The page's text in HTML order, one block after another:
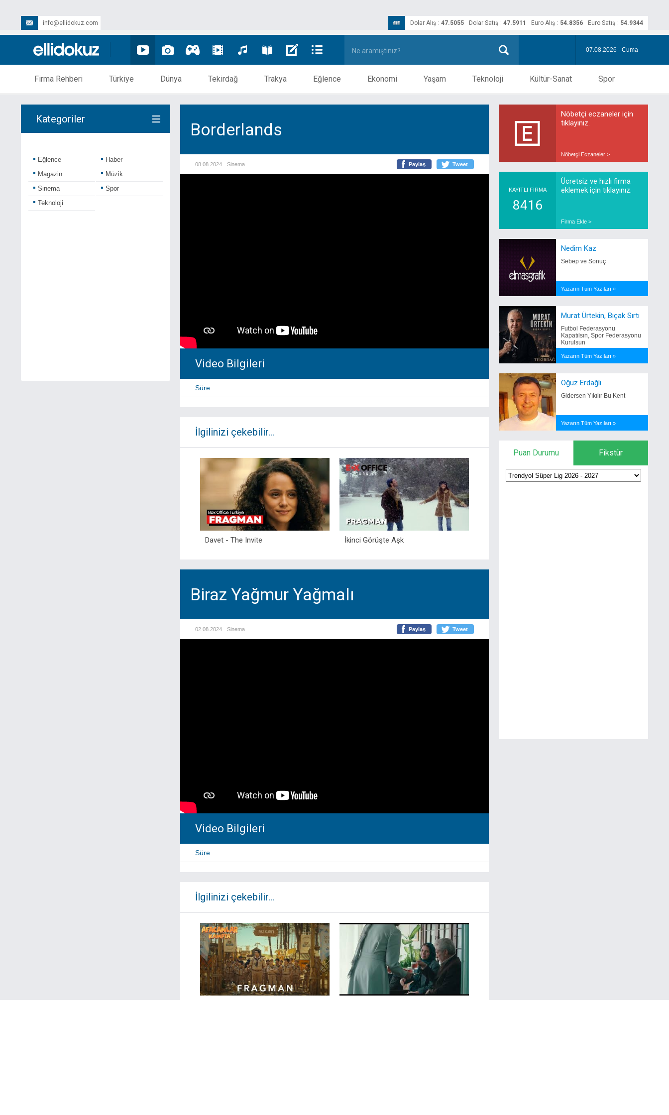
info@ellidokuz.com Dolar Alış : 47.5055 Dolar Satış : 47.5911 Euro Alış : 54.8356 Euro Satış : 54.9344
07.08.2026 - Cuma
Firma Rehberi Türkiye Dünya Tekirdağ Trakya Eğlence Ekonomi Yaşam Teknoloji Kültür-Sanat Spor
Kategoriler
Eğlence
Haber
Magazin
Müzik
Sinema
Spor
Teknoloji
Borderlands
08.08.2024 Sinema Paylaş Tweet
Video Bilgileri
Süre
İlgilinizi çekebilir...
Davet - The Invite İkinci Görüşte Aşk
Biraz Yağmur Yağmalı
02.08.2024 Sinema Paylaş Tweet
Video Bilgileri
Süre
İlgilinizi çekebilir...
Nöbetçi eczaneler için
tıklayınız.
Nöbetçi Eczaneler >
KAYITLI FİRMA
8416
Ücretsiz ve hızlı firma
eklemek için tıklayınız.
Firma Ekle >
Nedim Kaz
Sebep ve Sonuç
Yazarın Tüm Yazıları »
Murat Ürtekin, Bıçak Sırtı
Futbol Federasyonu
Kapatılsın, Spor Federasyonu
Kurulsun
Yazarın Tüm Yazıları »
Oğuz Erdağlı
Gidersen Yıkılır Bu Kent
Yazarın Tüm Yazıları »
Puan Durumu Fikstür